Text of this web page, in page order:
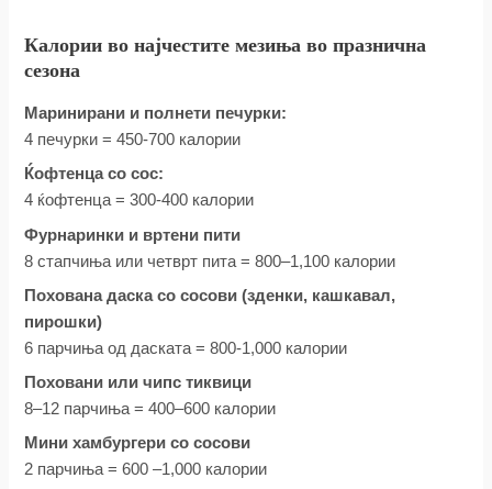
Калории во најчестите мезиња во празнична
сезона
Маринирани и полнети печурки:
4 печурки = 450-700 калории
Ќофтенца со сос:
4 ќофтенца = 300-400 калории
Фурнаринки и вртени пити
8 стапчиња или четврт пита = 800–1,100 калории
Похована даска со сосови (зденки, кашкавал,
пирошки)
6 парчиња од даската = 800-1,000 калории
Поховани или чипс тиквици
8–12 парчиња = 400–600 калории
Мини хамбургери со сосови
2 парчиња = 600 –1,000 калории